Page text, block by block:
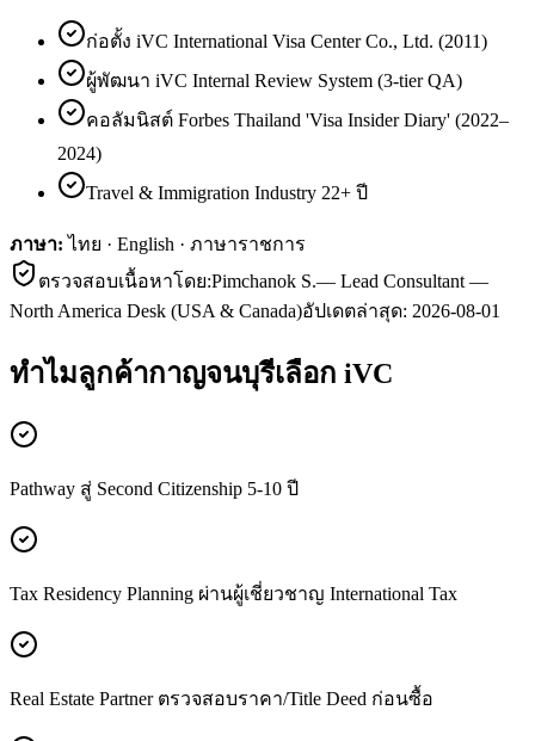
ก่อตั้ง iVC International Visa Center Co., Ltd. (2011)
ผู้พัฒนา iVC Internal Review System (3-tier QA)
คอลัมนิสต์ Forbes Thailand 'Visa Insider Diary' (2022–
2024)
Travel & Immigration Industry 22+ ปี
ภาษา: ไทย · English · ภาษาราชการ
ตรวจสอบเนื้อหาโดย:Pimchanok S.— Lead Consultant —
North America Desk (USA & Canada)อัปเดตล่าสุด: 2026-08-01
ทำไมลูกค้ากาญจนบุรีเลือก iVC
Pathway สู่ Second Citizenship 5-10 ปี
Tax Residency Planning ผ่านผู้เชี่ยวชาญ International Tax
Real Estate Partner ตรวจสอบราคา/Title Deed ก่อนซื้อ